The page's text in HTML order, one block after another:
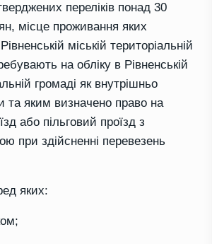
переліків понад 30
місце проживання яких
міській територіальній
на обліку в Рівненській
громаді як внутрішньо
та яким визначено право на
або пільговий проїзд з
при здійсненні перевезень
яких: